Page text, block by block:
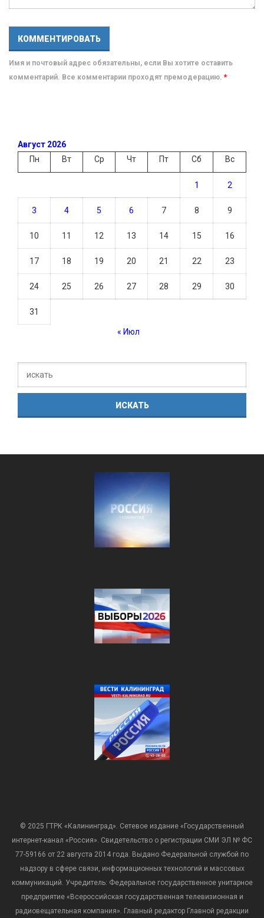
Имя и почтовый адрес обязательны, если Вы хотите оставить
комментарий. Все комментарии проходят премодерацию. *
Август 2026
Пн
Вт Ср Чт Пт Сб Вс
1 2
3 4 5 6 7 8 9
10 11 12 13 14 15 16
17 18 19 20 21 22 23
24 25 26 27 28 29 30
31
« Июл
© 2025 ГТРК «Калининград». Сетевое издание «Государственный
интернет-канал «Россия». Свидетельство о регистрации СМИ ЭЛ № ФС
77-59166 от 22 августа 2014 года. Выдано Федеральной службой по
надзору в сфере связи, информационных технологий и массовых
коммуникаций. Учредитель: Федеральное государственное унитарное
предприятие «Всероссийская государственная телевизионная и
радиовещательная компания». Главный редактор Главной редакции